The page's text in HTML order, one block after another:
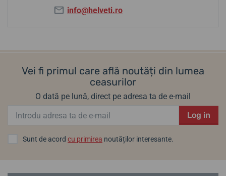
info@helveti.ro
Vei fi primul care află noutăți din lumea
ceasurilor
O dată pe lună, direct pe adresa ta de e-mail
Log in
Sunt de acord cu primirea noutăților interesante.